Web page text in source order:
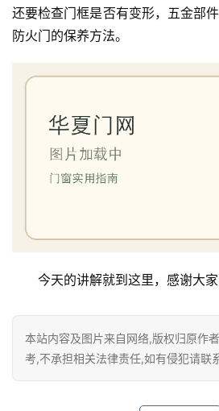
卫
生
门
还要检查门框是否有变形，五金部
防火门的保养方法。
今天的讲解就到这里，感谢大家
本站内容及图片来自网络,版权归原作
考,不承担相关法律责任,如有侵犯请